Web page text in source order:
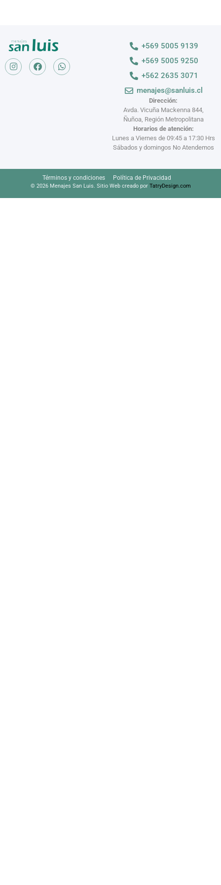
Dirección:
Avda. Vicuña Mackenna 844,
Ñuñoa, Región Metropolitana
Horarios de atención:
Lunes a Viernes de 09:45 a 17:30 Hrs
Sábados y domingos No Atendemos
+569 5005 9139
+569 5005 9250
+562 2635 3071
menajes@sanluis.cl
Términos y condiciones Política de Privacidad
© 2026 Menajes San Luis. Sitio Web creado por TatryDesign.com